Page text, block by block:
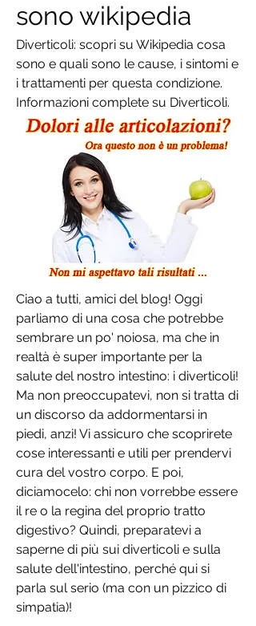
sono wikipedia
Diverticoli: scopri su Wikipedia cosa
sono e quali sono le cause, i sintomi e
i trattamenti per questa condizione.
Informazioni complete su Diverticoli.
Ciao a tutti, amici del blog! Oggi
parliamo di una cosa che potrebbe
sembrare un po' noiosa, ma che in
realtà è super importante per la
salute del nostro intestino: i diverticoli!
Ma non preoccupatevi, non si tratta di
un discorso da addormentarsi in
piedi, anzi! Vi assicuro che scoprirete
cose interessanti e utili per prendervi
cura del vostro corpo. E poi,
diciamocelo: chi non vorrebbe essere
il re o la regina del proprio tratto
digestivo? Quindi, preparatevi a
saperne di più sui diverticoli e sulla
salute dell'intestino, perché qui si
parla sul serio (ma con un pizzico di
simpatia)!